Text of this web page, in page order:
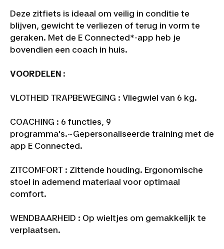
Deze zitfiets is ideaal om veilig in conditie te
blijven, gewicht te verliezen of terug in vorm te
geraken. Met de E Connected*-app heb je
bovendien een coach in huis.
VOORDELEN :
VLOTHEID TRAPBEWEGING : Vliegwiel van 6 kg.
COACHING : 6 functies, 9
programma's.~Gepersonaliseerde training met de
app E Connected.
ZITCOMFORT : Zittende houding. Ergonomische
stoel in ademend materiaal voor optimaal
comfort.
WENDBAARHEID : Op wieltjes om gemakkelijk te
verplaatsen.